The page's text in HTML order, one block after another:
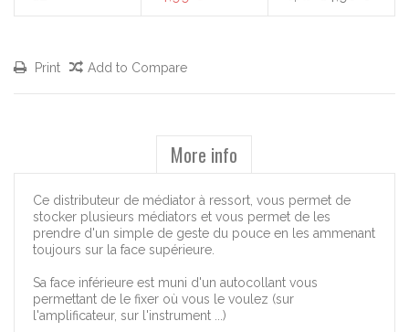
Print Add to Compare
More info
Ce distributeur de médiator à ressort, vous permet de
stocker plusieurs médiators et vous permet de les
prendre d'un simple de geste du pouce en les ammenant
toujours sur la face supérieure.
Sa face inférieure est muni d'un autocollant vous
permettant de le fixer où vous le voulez (sur
l'amplificateur, sur l'instrument ...)